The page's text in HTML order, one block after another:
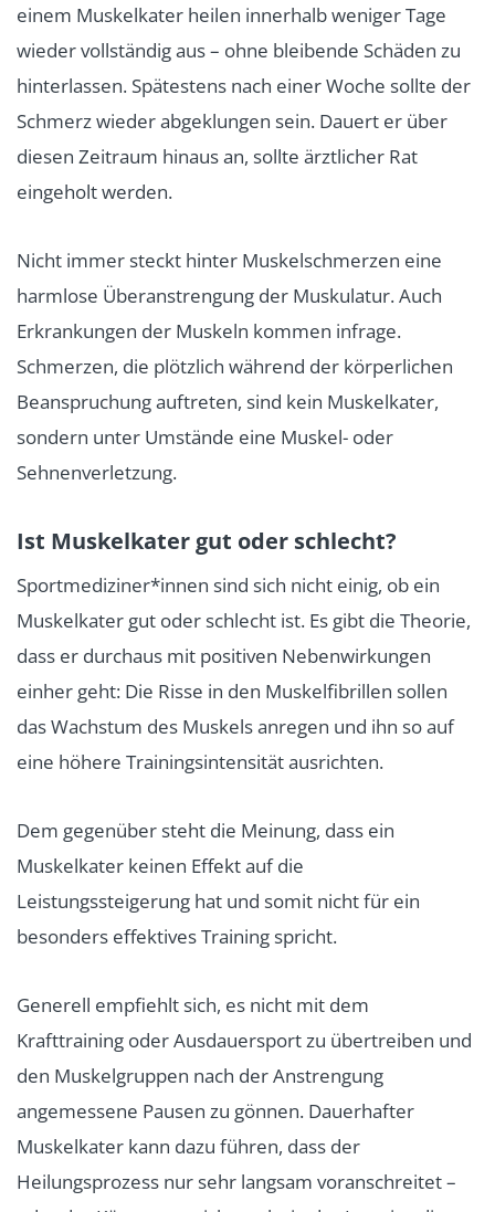
einem Muskelkater heilen innerhalb weniger Tage
wieder vollständig aus – ohne bleibende Schäden zu
hinterlassen. Spätestens nach einer Woche sollte der
Schmerz wieder abgeklungen sein. Dauert er über
diesen Zeitraum hinaus an, sollte ärztlicher Rat
eingeholt werden.
Nicht immer steckt hinter Muskelschmerzen eine
harmlose Überanstrengung der Muskulatur. Auch
Erkrankungen der Muskeln kommen infrage.
Schmerzen, die plötzlich während der körperlichen
Beanspruchung auftreten, sind kein Muskelkater,
sondern unter Umstände eine Muskel- oder
Sehnenverletzung.
Ist Muskelkater gut oder schlecht?
Sportmediziner*innen sind sich nicht einig, ob ein
Muskelkater gut oder schlecht ist. Es gibt die Theorie,
dass er durchaus mit positiven Nebenwirkungen
einher geht: Die Risse in den Muskelfibrillen sollen
das Wachstum des Muskels anregen und ihn so auf
eine höhere Trainingsintensität ausrichten.
Dem gegenüber steht die Meinung, dass ein
Muskelkater keinen Effekt auf die
Leistungssteigerung hat und somit nicht für ein
besonders effektives Training spricht.
Generell empfiehlt sich, es nicht mit dem
Krafttraining oder Ausdauersport zu übertreiben und
den Muskelgruppen nach der Anstrengung
angemessene Pausen zu gönnen. Dauerhafter
Muskelkater kann dazu führen, dass der
Heilungsprozess nur sehr langsam voranschreitet –